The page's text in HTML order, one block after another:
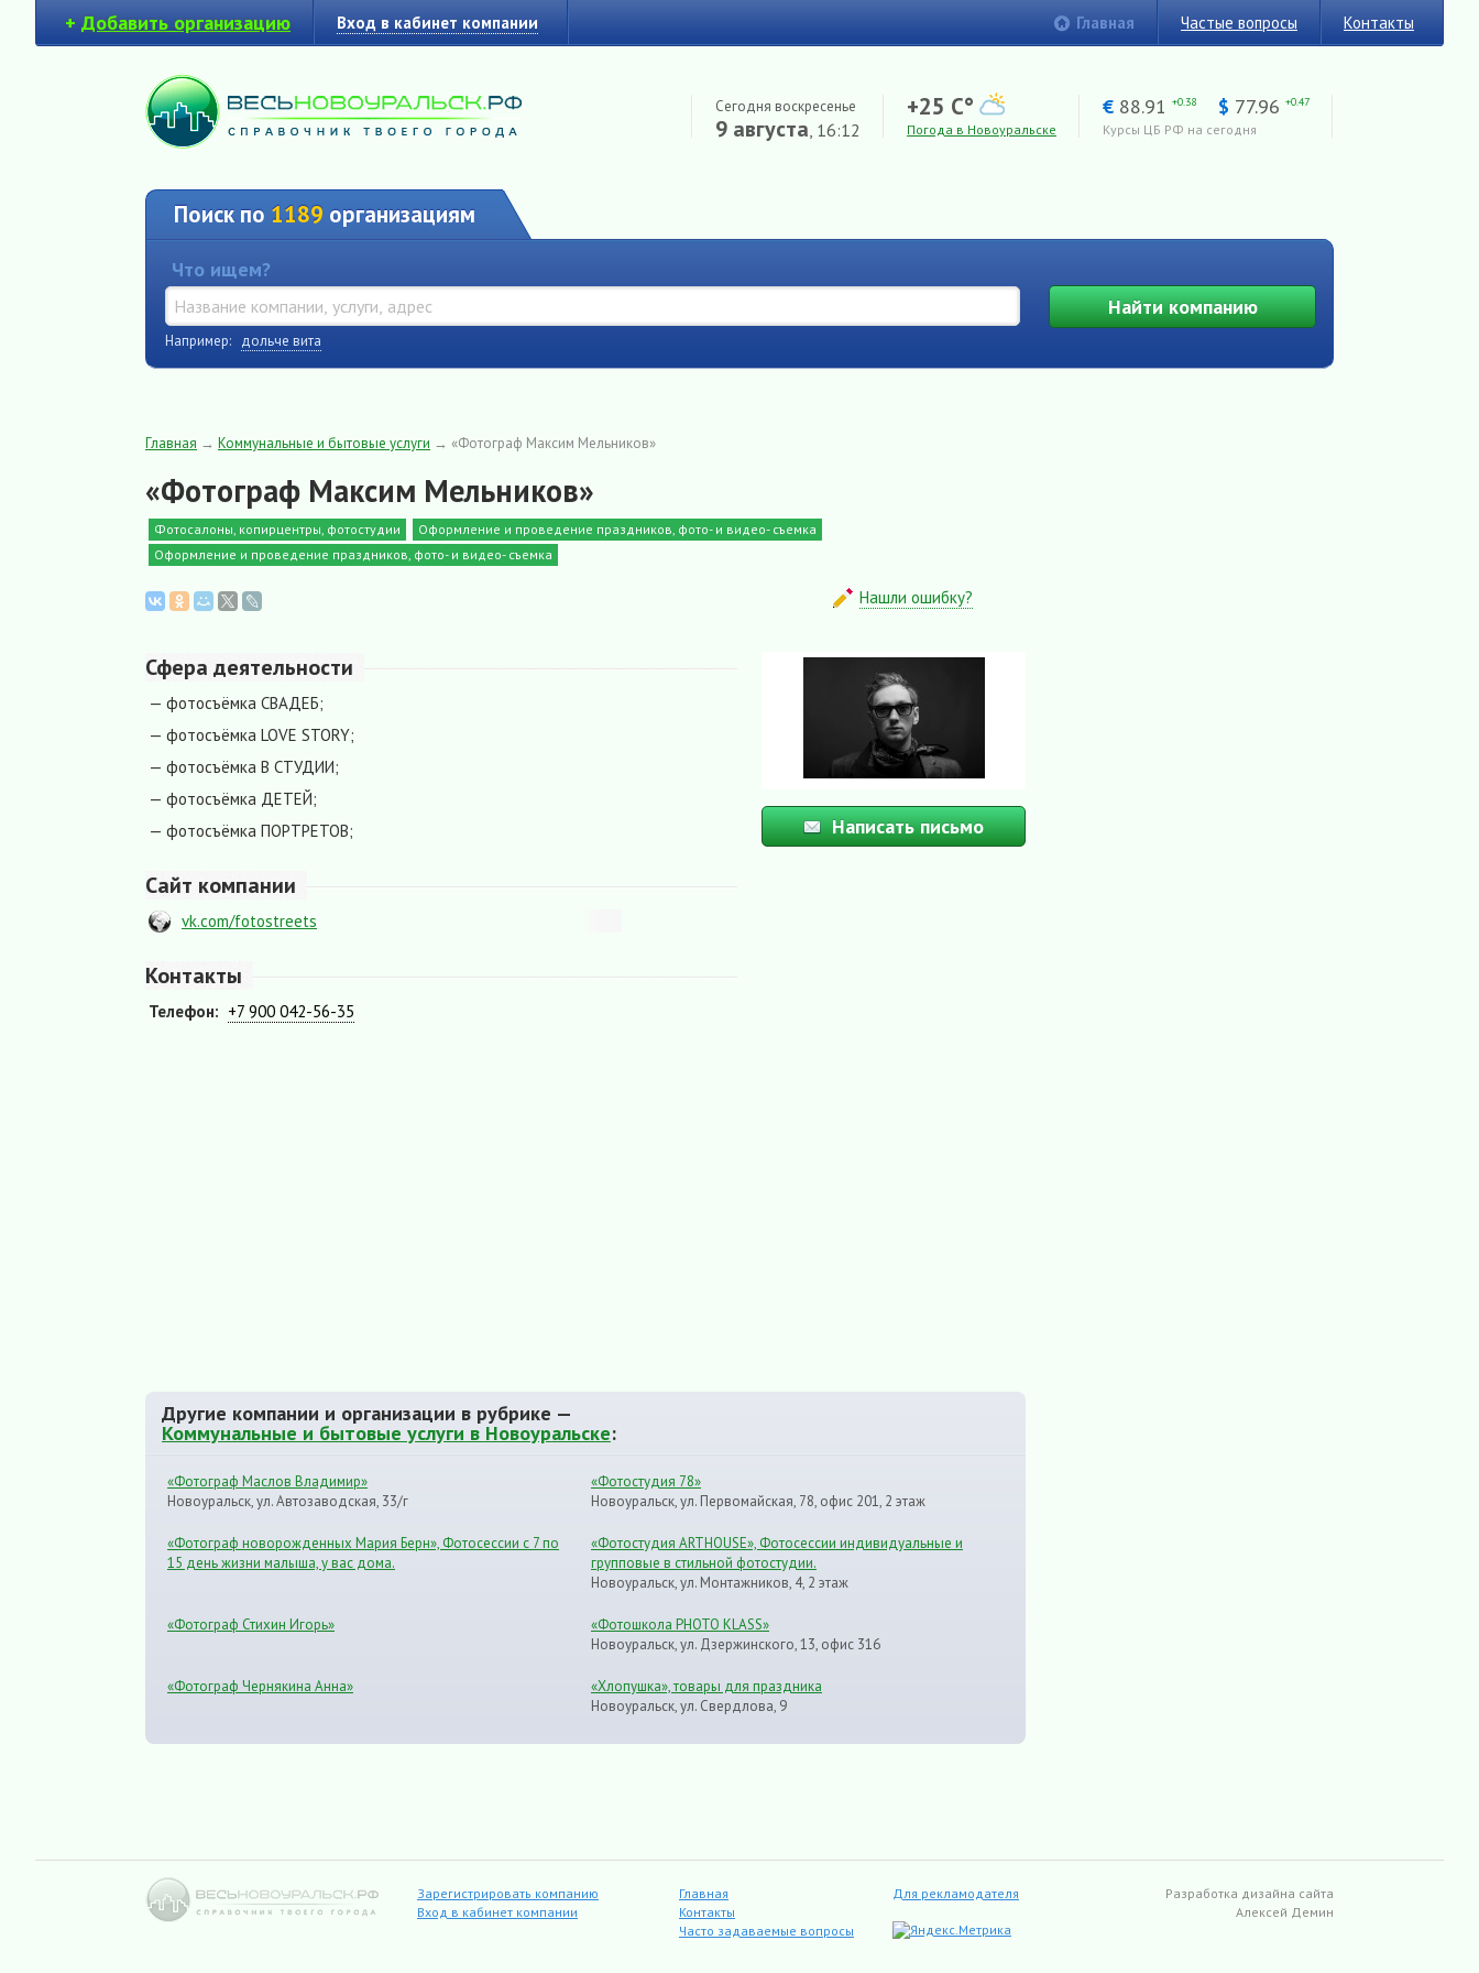
+ Добавить организацию Вход в кабинет компании Главная Частые вопросы Контакты
Сегодня воскресенье
9 августа, 16:12
+25 C°
Погода в Новоуральске
€ 88.91 +0.38 $ 77.96 +0.47
Курсы ЦБ РФ на сегодня
Поиск по 1189 организациям
Что ищем?
Найтикомпанию
Например: дольче вита
Главная → Коммунальные и бытовые услуги → «Фотограф Максим Мельников»
«Фотограф Максим Мельников»
Фотосалоны, копирцентры, фотостудии
Оформление и проведение праздников, фото- и видео- съемка
Оформление и проведение праздников, фото- и видео- съемка
Нашли ошибку?
Сфера деятельности
— фотосъёмка СВАДЕБ;
— фотосъёмка LOVE STORY;
— фотосъёмка В СТУДИИ;
— фотосъёмка ДЕТЕЙ;
— фотосъёмка ПОРТРЕТОВ;
Сайт компании
vk.com/fotostreets
Контакты
Телефон: +7 900 042-56-35
Написать письмо
Другие компании и организации в рубрике —
Коммунальные и бытовые услуги в Новоуральске:
«Фотограф Маслов Владимир»
Новоуральск, ул. Автозаводская, 33/г
«Фотостудия 78»
Новоуральск, ул. Первомайская, 78, офис 201, 2 этаж
«Фотограф новорожденных Мария Берн», Фотосессии с 7 по
15 день жизни малыша, у вас дома.
«Фотостудия ARTHOUSE», Фотосессии индивидуальные и
групповые в стильной фотостудии.
Новоуральск, ул. Монтажников, 4, 2 этаж
«Фотограф Стихин Игорь»
«Фотошкола PHOTO KLASS»
Новоуральск, ул. Дзержинского, 13, офис 316
«Фотограф Чернякина Анна»
«Хлопушка», товары для праздника
Новоуральск, ул. Свердлова, 9
Зарегистрировать компанию
Вход в кабинет компании
Главная
Контакты
Часто задаваемые вопросы
Для рекламодателя
Разработка дизайна сайта
Алексей Демин